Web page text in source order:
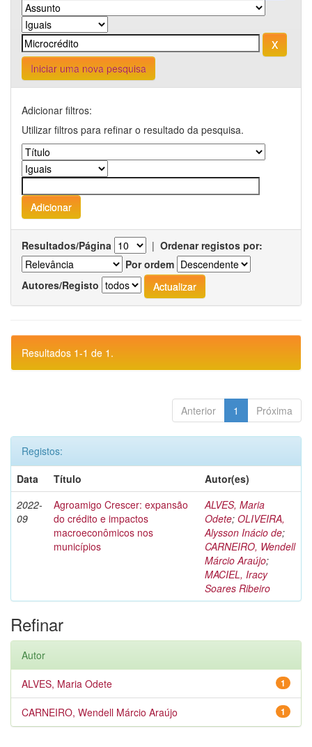
Iniciar uma nova pesquisa
Adicionar filtros:
Utilizar filtros para refinar o resultado da pesquisa.
Resultados/Página | Ordenar registos por:
Por ordem
Autores/Registo
Resultados 1-1 de 1.
Anterior 1 Próxima
Registos:
Data
Título
Autor(es)
2022-
09
Agroamigo Crescer: expansão
do crédito e impactos
macroeconômicos nos
municípios
ALVES, Maria
Odete; OLIVEIRA,
Alysson Inácio de;
CARNEIRO, Wendell
Márcio Araújo;
MACIEL, Iracy
Soares Ribeiro
Refinar
Autor
1
ALVES, Maria Odete
1
CARNEIRO, Wendell Márcio Araújo